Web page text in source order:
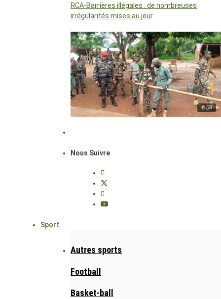
RCA-Barrières illégales : de nombreuses
irrégularités mises au jour
© DR
Nous Suivre
Sport
Autres sports
Football
Basket-ball